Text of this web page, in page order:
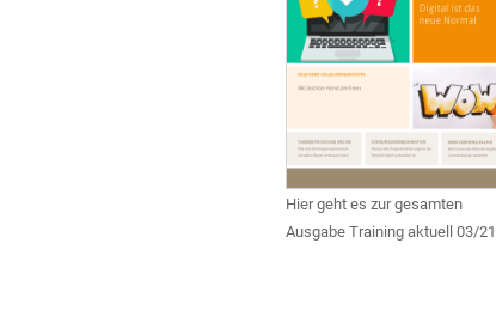
Hier geht es zur gesamten
Ausgabe Training aktuell 03/21